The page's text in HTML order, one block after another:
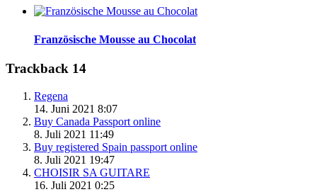
Französische Mousse au Chocolat
Trackback 14
Regena
14. Juni 2021 8:07
Buy Canada Passport online
8. Juli 2021 11:49
Buy registered Spain passport online
8. Juli 2021 19:47
CHOISIR SA GUITARE
16. Juli 2021 0:25